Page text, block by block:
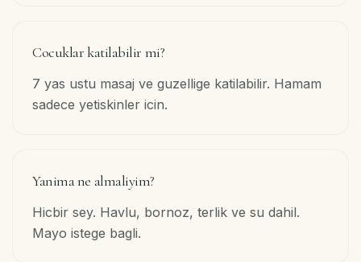
Cocuklar katilabilir mi?
7 yas ustu masaj ve guzellige katilabilir. Hamam
sadece yetiskinler icin.
Yanima ne almaliyim?
Hicbir sey. Havlu, bornoz, terlik ve su dahil.
Mayo istege bagli.